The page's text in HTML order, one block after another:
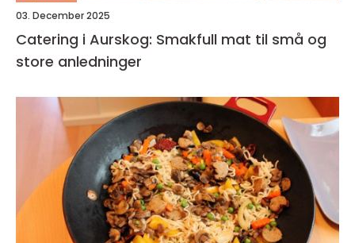
03. December 2025
Catering i Aurskog: Smakfull mat til små og
store anledninger